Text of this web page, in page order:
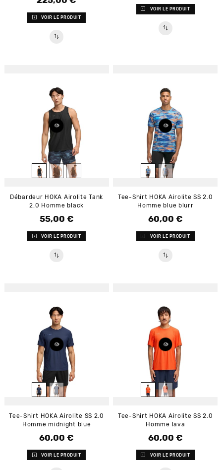
VOIR LE PRODUIT
VOIR LE PRODUIT
Débardeur HOKA Airolite Tank
2.0 Homme black
Prix
55,00 €
VOIR LE PRODUIT
Tee-Shirt HOKA Airolite SS 2.0
Homme blue blurr
Prix
60,00 €
VOIR LE PRODUIT
Tee-Shirt HOKA Airolite SS 2.0
Homme midnight blue
Prix
60,00 €
VOIR LE PRODUIT
Tee-Shirt HOKA Airolite SS 2.0
Homme lava
Prix
60,00 €
VOIR LE PRODUIT